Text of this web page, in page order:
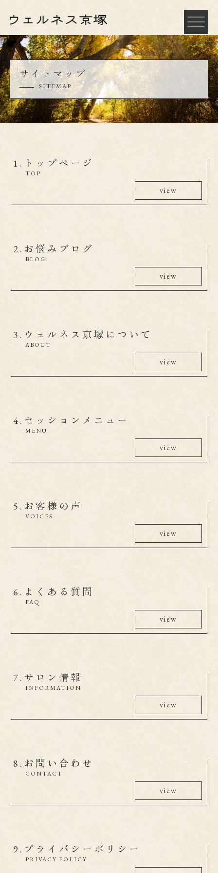
サイトマップ
SITEMAP
1. トップページ
TOP
view
2. お悩みブログ
BLOG
view
3. ウェルネス京塚について
ABOUT
view
4. セッションメニュー
MENU
view
5. お客様の声
VOICES
view
6. よくある質問
FAQ
view
7. サロン情報
INFORMATION
view
8. お問い合わせ
CONTACT
view
9. プライバシーポリシー
PRIVACY POLICY